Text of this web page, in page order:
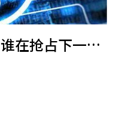
在抢占下一代